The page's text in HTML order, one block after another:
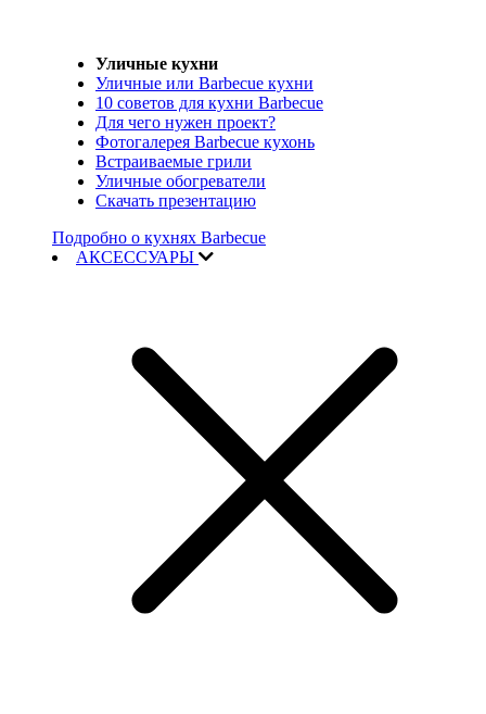
Уличные кухни
Уличные или Barbecue кухни
10 советов для кухни Barbecue
Для чего нужен проект?
Фотогалерея Barbecue кухонь
Встраиваемые грили
Уличные обогреватели
Скачать презентацию
Подробно о кухнях Barbecue
АКСЕССУАРЫ